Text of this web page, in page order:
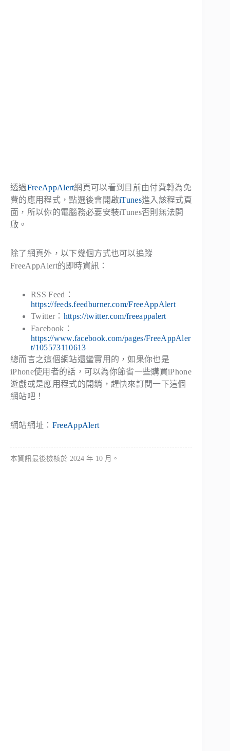
透過FreeAppAlert網頁可以看到目前由付費轉為免
費的應用程式，點選後會開啟iTunes進入該程式頁
面，所以你的電腦務必要安裝iTunes否則無法開
啟。
除了網頁外，以下幾個方式也可以追蹤
FreeAppAlert的即時資訊：
RSS Feed：
https://feeds.feedburner.com/FreeAppAlert
Twitter： https://twitter.com/freeappalert
Facebook：
https://www.facebook.com/pages/FreeAppAler
t/105573110613
總而言之這個網站還蠻實用的，如果你也是
iPhone使用者的話，可以為你節省一些購買iPhone
遊戲或是應用程式的開銷，趕快來訂閱一下這個
網站吧！
網站網址： FreeAppAlert
本資訊最後檢核於 2024 年 10 月。